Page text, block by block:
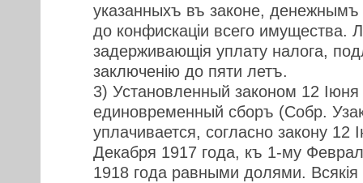
указанныхъ въ законе,
до конфискацiи всего имущества.
задерживающiя уплату налога,
заключенiю до пяти летъ.
3) Установленный законом 12 Iюня
единовременный сборъ (Собр.
уплачивается, согласно закону
Декабря 1917 года, къ 1-му
1918 года равными долями. Всякiя